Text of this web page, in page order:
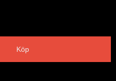
Köp